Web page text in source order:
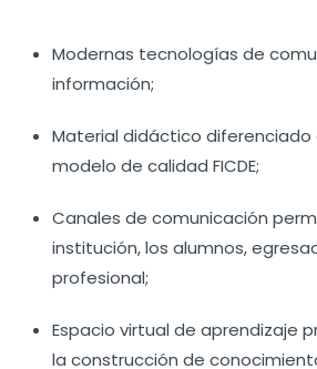
Modernas tecnologías de
información;
Material didáctico diferenciado
modelo de calidad FICDE;
Canales de comunicación
institución, los alumnos,
profesional;
Espacio virtual de aprendizaje
la construcción de